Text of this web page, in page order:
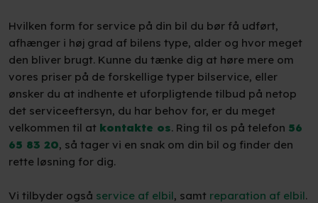
Hvilken form for service på din bil du bør få udført,
afhænger i høj grad af bilens type, alder og hvor meget
den bliver brugt. Kunne du tænke dig at høre mere om
vores priser på de forskellige typer bilservice, eller
ønsker du at indhente et uforpligtende tilbud på netop
det serviceeftersyn, du har behov for, er du meget
velkommen til at kontakte os. Ring til os på telefon 56
65 83 20, så tager vi en snak om din bil og finder den
rette løsning for dig.
Vi tilbyder også service af elbil, samt reparation af elbil.